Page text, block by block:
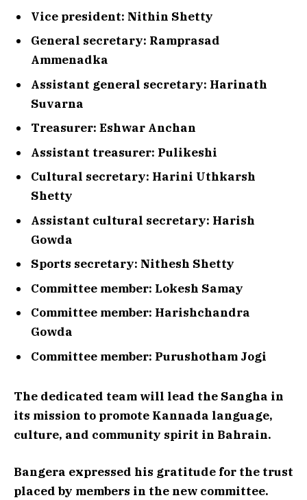
Vice president: Nithin Shetty
General secretary: Ramprasad
Ammenadka
Assistant general secretary: Harinath
Suvarna
Treasurer: Eshwar Anchan
Assistant treasurer: Pulikeshi
Cultural secretary: Harini Uthkarsh
Shetty
Assistant cultural secretary: Harish
Gowda
Sports secretary: Nithesh Shetty
Committee member: Lokesh Samay
Committee member: Harishchandra
Gowda
Committee member: Purushotham Jogi
The dedicated team will lead the Sangha in
its mission to promote Kannada language,
culture, and community spirit in Bahrain.
Bangera expressed his gratitude for the trust
placed by members in the new committee.